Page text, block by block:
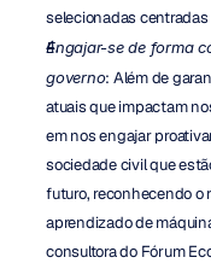
selecionadas
Engajar-se de forma
governo: Além de
atuais que impactam
em nos engajar
sociedade civil que
futuro, reconhecendo o
aprendizado de
consultora do Fórum